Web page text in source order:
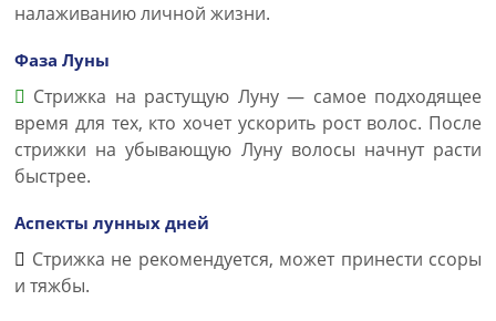
налаживанию личной жизни.
Фаза Луны
Стрижка на растущую Луну — самое подходящее
время для тех, кто хочет ускорить рост волос. После
стрижки на убывающую Луну волосы начнут расти
быстрее.
Аспекты лунных дней
Стрижка не рекомендуется, может принести ссоры
и тяжбы.